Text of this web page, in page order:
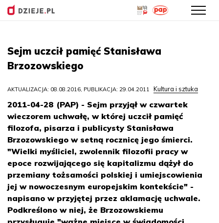
do
Sejm uczcił pamięć Stanisława
Brzozowskiego
AKTUALIZACJA: 08.08.2016, PUBLIKACJA: 29.04.2011 Kultura i sztuka
2011-04-28 (PAP) - Sejm przyjął w czwartek
wieczorem uchwałę, w której uczcił pamięć
filozofa, pisarza i publicysty Stanisława
Brzozowskiego w setną rocznicę jego śmierci.
"Wielki myśliciel, zwolennik filozofii pracy w
epoce rozwijającego się kapitalizmu dążył do
przemiany tożsamości polskiej i umiejscowienia
jej w nowoczesnym europejskim kontekście" -
napisano w przyjętej przez aklamację uchwale.
Podkreślono w niej, że Brzozowskiemu